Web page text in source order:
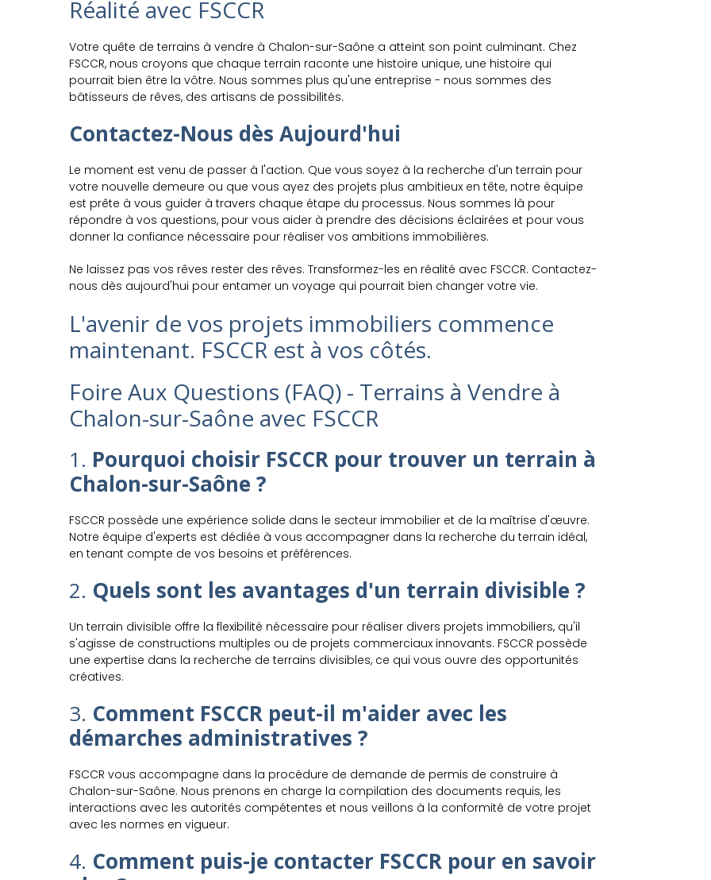
Réalité avec FSCCR
Votre quête de terrains à vendre à Chalon-sur-Saône a atteint son point culminant. Chez
FSCCR, nous croyons que chaque terrain raconte une histoire unique, une histoire qui
pourrait bien être la vôtre. Nous sommes plus qu'une entreprise - nous sommes des
bâtisseurs de rêves, des artisans de possibilités.
Contactez-Nous dès Aujourd'hui
Le moment est venu de passer à l'action. Que vous soyez à la recherche d'un terrain pour
votre nouvelle demeure ou que vous ayez des projets plus ambitieux en tête, notre équipe
est prête à vous guider à travers chaque étape du processus. Nous sommes là pour
répondre à vos questions, pour vous aider à prendre des décisions éclairées et pour vous
donner la confiance nécessaire pour réaliser vos ambitions immobilières.
Ne laissez pas vos rêves rester des rêves. Transformez-les en réalité avec FSCCR. Contactez-
nous dès aujourd'hui pour entamer un voyage qui pourrait bien changer votre vie.
L'avenir de vos projets immobiliers commence
maintenant. FSCCR est à vos côtés.
Foire Aux Questions (FAQ) - Terrains à Vendre à
Chalon-sur-Saône avec FSCCR
1. Pourquoi choisir FSCCR pour trouver un terrain à
Chalon-sur-Saône ?
FSCCR possède une expérience solide dans le secteur immobilier et de la maîtrise d'œuvre.
Notre équipe d'experts est dédiée à vous accompagner dans la recherche du terrain idéal,
en tenant compte de vos besoins et préférences.
2. Quels sont les avantages d'un terrain divisible ?
Un terrain divisible offre la flexibilité nécessaire pour réaliser divers projets immobiliers, qu'il
s'agisse de constructions multiples ou de projets commerciaux innovants. FSCCR possède
une expertise dans la recherche de terrains divisibles, ce qui vous ouvre des opportunités
créatives.
3. Comment FSCCR peut-il m'aider avec les
démarches administratives ?
FSCCR vous accompagne dans la procédure de demande de permis de construire à
Chalon-sur-Saône. Nous prenons en charge la compilation des documents requis, les
interactions avec les autorités compétentes et nous veillons à la conformité de votre projet
avec les normes en vigueur.
4. Comment puis-je contacter FSCCR pour en savoir